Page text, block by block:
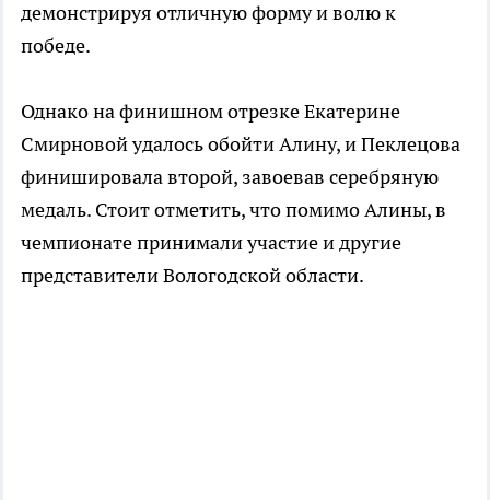
демонстрируя отличную форму и волю к
победе.
Однако на финишном отрезке Екатерине
Смирновой удалось обойти Алину, и Пеклецова
финишировала второй, завоевав серебряную
медаль. Стоит отметить, что помимо Алины, в
чемпионате принимали участие и другие
представители Вологодской области.